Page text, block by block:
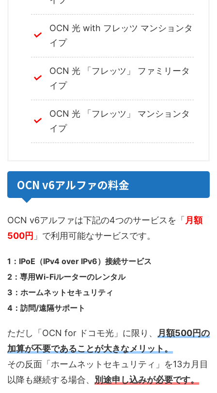
OCN 光 with フレッツ マンションタ
イプ
OCN 光 「フレッツ」 ファミリータ
イプ
OCN 光 「フレッツ」 マンションタ
イプ
OCN v6アルファの料金
OCN v6アルファは下記の4つのサービスを「月額
500円 」で利用可能なサービスです。
1：IPoE（IPv4 over IPv6）接続サービス
2：専用Wi-Fiルーターのレンタル
3：ホームネットセキュリティ
4：訪問/遠隔サポート
ただし「OCN for ドコモ光」に限り、
月額500円の
加算が不要であることが大きなメリット。
その反面「ホームネットセキュリティ」を13カ月目
以降も継続する場合、 別途申し込みが必要です。